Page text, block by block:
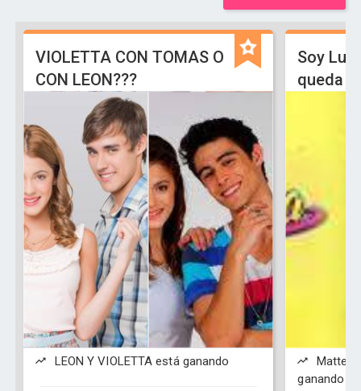
VIOLETTA CON TOMAS O
CON LEON???
LEON Y VIOLETTA está ganando
Soy
queda
Matteo
ganando